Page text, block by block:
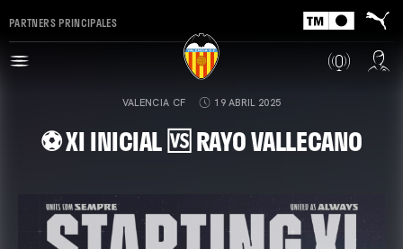
PARTNERS PRINCIPALES
VALENCIA CF 19 ABRIL 2025
⚽ XI INICIAL 🆚 RAYO VALLECANO